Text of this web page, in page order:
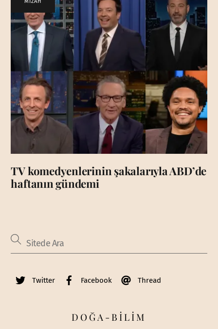
TV komedyenlerinin şakalarıyla ABD’de
haftanın gündemi
Twitter Facebook Thread
DOĞA-BİLİM